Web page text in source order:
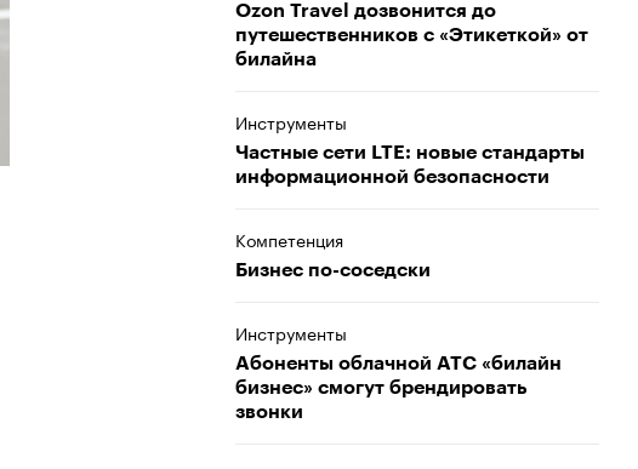
Ozon Travel дозвонится до
путешественников с «Этикеткой» от
билайна
Инструменты
Частные сети LTE: новые стандарты
информационной безопасности
Компетенция
Бизнес по-соседски
Инструменты
Абоненты облачной АТС «билайн
бизнес» смогут брендировать
звонки